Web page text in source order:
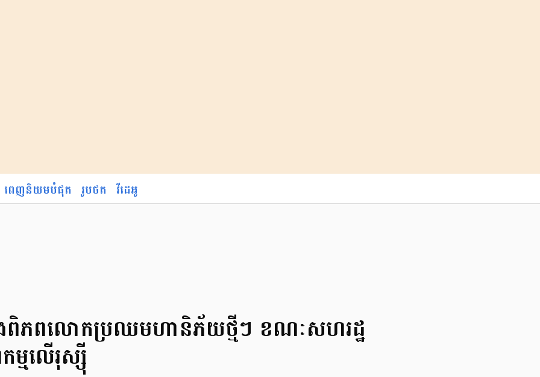
ពេញនិយមបំផុត រូបថត វីដេអូ
ងពិភពលោកប្រឈមហានិភ័យថ្មីៗ ខណៈសហរដ្ឋ
ម្មលើរុស្ស៊ី